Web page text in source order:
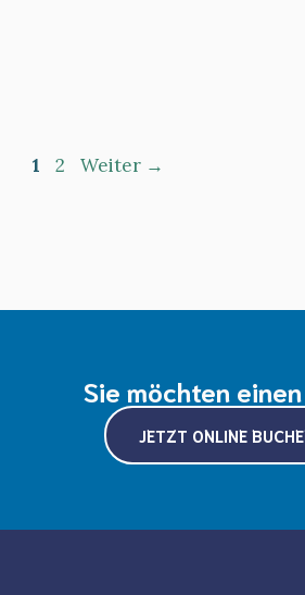
Seite
1 Seite
2 Weiter →
Sie möchten
JETZT ONLINE